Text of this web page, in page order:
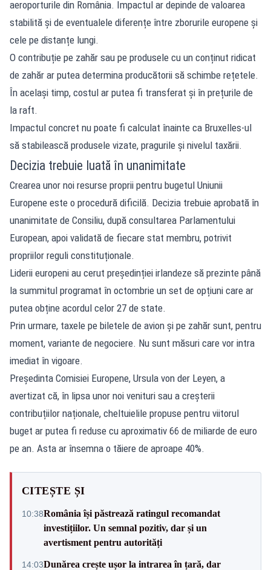
aeroporturile din România. Impactul ar depinde de valoarea
stabilită și de eventualele diferențe între zborurile europene și
cele pe distanțe lungi.
O contribuție pe zahăr sau pe produsele cu un conținut ridicat
de zahăr ar putea determina producătorii să schimbe rețetele.
În același timp, costul ar putea fi transferat și în prețurile de
la raft.
Impactul concret nu poate fi calculat înainte ca Bruxelles-ul
să stabilească produsele vizate, pragurile și nivelul taxării.
Decizia trebuie luată în unanimitate
Crearea unor noi resurse proprii pentru bugetul Uniunii
Europene este o procedură dificilă. Decizia trebuie aprobată în
unanimitate de Consiliu, după consultarea Parlamentului
European, apoi validată de fiecare stat membru, potrivit
propriilor reguli constituționale.
Liderii europeni au cerut președinției irlandeze să prezinte până
la summitul programat în octombrie un set de opțiuni care ar
putea obține acordul celor 27 de state.
Prin urmare, taxele pe biletele de avion și pe zahăr sunt, pentru
moment, variante de negociere. Nu sunt măsuri care vor intra
imediat în vigoare.
Președinta Comisiei Europene, Ursula von der Leyen, a
avertizat că, în lipsa unor noi venituri sau a creșterii
contribuțiilor naționale, cheltuielile propuse pentru viitorul
buget ar putea fi reduse cu aproximativ 66 de miliarde de euro
pe an. Asta ar însemna o tăiere de aproape 40%.
CITEȘTE ȘI
10:38România își păstrează ratingul recomandat
investițiilor. Un semnal pozitiv, dar și un
avertisment pentru autorități
14:03Dunărea crește ușor la intrarea în țară, dar